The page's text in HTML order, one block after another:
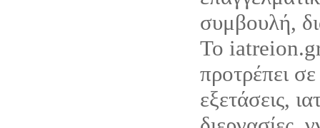
συμβουλή,
Το
προτρέπει
εξετάσεις,